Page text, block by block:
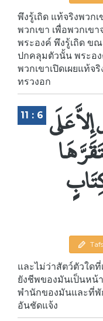
พึงรู้เถิด แท้จริงพวก
พวกเขา เพื่อพวกเข
พระองค์ พึงรู้เถิด ขณ
ปกคลุมตัวนั้น พระอ
พวกเขาเปิดเผยแท้จ
ทรวงอก
11 : 6 عَلَى
และไม่ว่าสัตว์ตัวใด
ยังชีพของมันเป็นหน้
พำนักของมันและที่
อันชัดแจ้ง